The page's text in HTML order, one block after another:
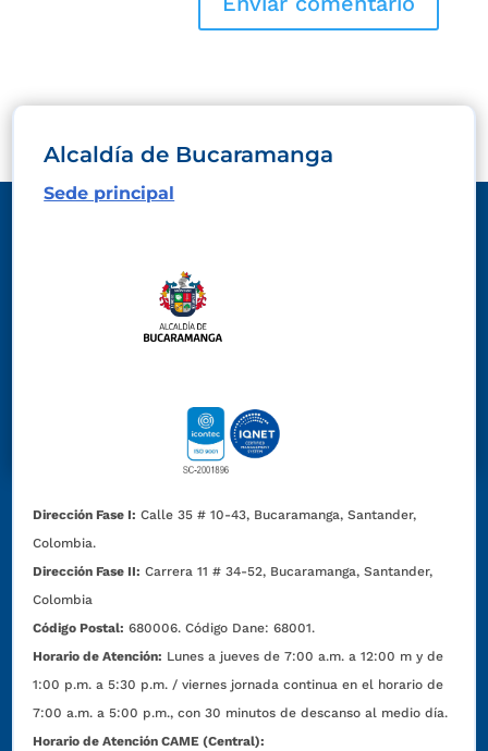
Alcaldía de Bucaramanga
Sede principal
Dirección Fase I: Calle 35 # 10-43, Bucaramanga, Santander,
Colombia.
Dirección Fase II: Carrera 11 # 34-52, Bucaramanga, Santander,
Colombia
Código Postal: 680006. Código Dane: 68001.
Horario de Atención: Lunes a jueves de 7:00 a.m. a 12:00 m y de
1:00 p.m. a 5:30 p.m. / viernes jornada continua en el horario de
7:00 a.m. a 5:00 p.m., con 30 minutos de descanso al medio día.
Horario de Atención CAME (Central):